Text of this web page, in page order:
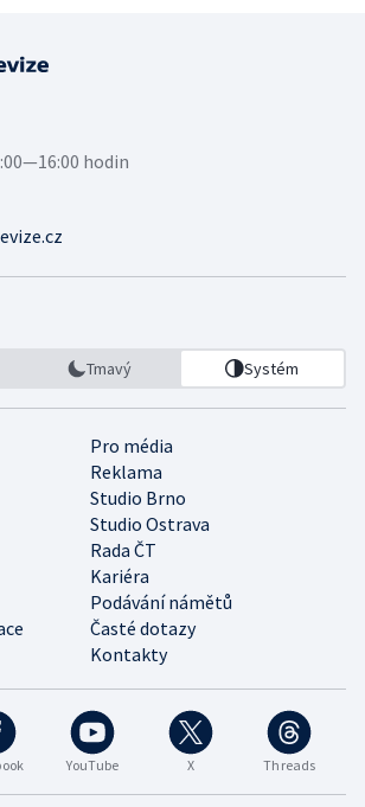
hodin
Tmavý Systém
Pro média
Reklama
Studio Brno
Studio Ostrava
Rada ČT
Kariéra
Podávání námětů
Časté dotazy
Kontakty
YouTube X Threads